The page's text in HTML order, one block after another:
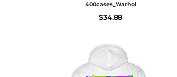
400cases_Warhol
$34.88